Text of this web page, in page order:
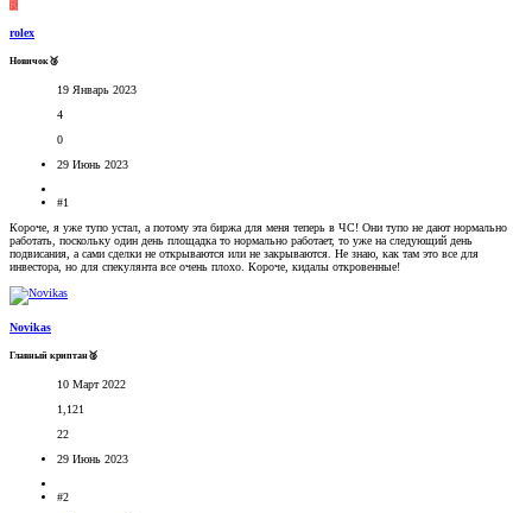
R
rolex
Новичок🥉
19 Январь 2023
4
0
29 Июнь 2023
#1
Короче, я уже тупо устал, а потому эта биржа для меня теперь в ЧС! Они тупо не дают нормально
работать, поскольку один день площадка то нормально работает, то уже на следующий день
подвисания, а сами сделки не открываются или не закрываются. Не знаю, как там это все для
инвестора, но для спекулянта все очень плохо. Короче, кидалы откровенные!
Novikas
Главный криптан🥈
10 Март 2022
1,121
22
29 Июнь 2023
#2